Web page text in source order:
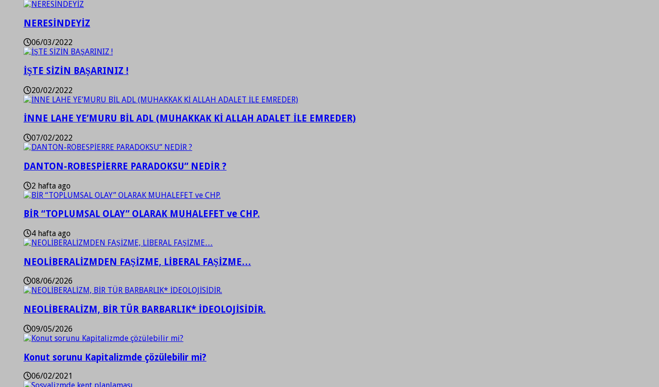
NERESİNDEYİZ
06/03/2022
İŞTE SİZİN BAŞARINIZ !
20/02/2022
İNNE LAHE YE’MURU BİL ADL (MUHAKKAK Kİ ALLAH ADALET İLE EMREDER)
07/02/2022
DANTON-ROBESPİERRE PARADOKSU” NEDİR ?
2 hafta ago
BİR “TOPLUMSAL OLAY” OLARAK MUHALEFET ve CHP.
4 hafta ago
NEOLİBERALİZMDEN FAŞİZME, LİBERAL FAŞİZME…
08/06/2026
NEOLİBERALİZM, BİR TÜR BARBARLIK* İDEOLOJİSİDİR.
09/05/2026
Konut sorunu Kapitalizmde çözülebilir mi?
06/02/2021